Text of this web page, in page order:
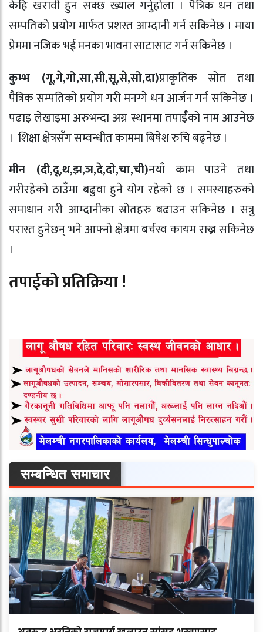
केहि खरावी हुन सक्छ ख्याल गर्नुहोला । पैत्रिक धन तथा
सम्पतिको प्रयोग मार्फत प्रशस्त आम्दानी गर्न सकिनेछ । माया
प्रेममा नजिक भई मनका भावना साटासाट गर्न सकिनेछ ।
कुम्भ (गू,गे,गो,सा,सी,सू,से,सो,दा)प्राकृतिक स्रोत तथा
पैत्रिक सम्पतिको प्रयोग गरी मनग्गे धन आर्जन गर्न सकिनेछ ।
पढाइ लेखाइमा अरुभन्दा अग्र स्थानमा तपार्ईँको नाम आउनेछ
। शिक्षा क्षेत्रसँग सम्वन्धीत काममा बिषेश रुचि बढ्नेछ ।
मीन (दी,दू,थ,झ,ञ,दे,दो,चा,ची)नयाँ काम पाउने तथा
गरीरहेको ठाउँमा बढुवा हुने योग रहेको छ । समस्याहरुको
समाधान गरी आम्दानीका स्रोतहरु बढाउन सकिनेछ । सत्रु
परास्त हुनेछन् भने आफ्नो क्षेत्रमा बर्चस्व कायम राख्न सकिनेछ
।
तपाईको प्रतिक्रिया !
सम्बन्धित समाचार